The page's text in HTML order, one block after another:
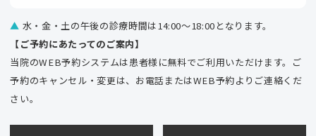
▲ 水・金・土の午後の診療時間は14:00～18:00となります。
【ご予約にあたってのご案内】
当院のWEB予約システムは患者様に無料でご利用いただけます。ご
予約のキャンセル・変更は、お電話またはWEB予約よりご連絡くだ
さい。